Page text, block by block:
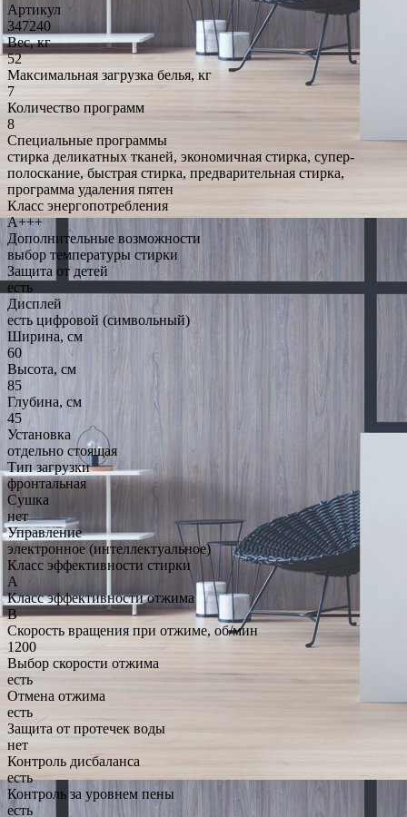
Артикул
347240
Вес, кг
52
Максимальная загрузка белья, кг
7
Количество программ
8
Специальные программы
стирка деликатных тканей, экономичная стирка, супер-
полоскание, быстрая стирка, предварительная стирка,
программа удаления пятен
Класс энергопотребления
A+++
Дополнительные возможности
выбор температуры стирки
Защита от детей
есть
Дисплей
есть цифровой (символьный)
Ширина, см
60
Высота, см
85
Глубина, см
45
Установка
отдельно стоящая
Тип загрузки
фронтальная
Сушка
нет
Управление
электронное (интеллектуальное)
Класс эффективности стирки
A
Класс эффективности отжима
B
Скорость вращения при отжиме, об/мин
1200
Выбор скорости отжима
есть
Отмена отжима
есть
Защита от протечек воды
нет
Контроль дисбаланса
есть
Контроль за уровнем пены
есть